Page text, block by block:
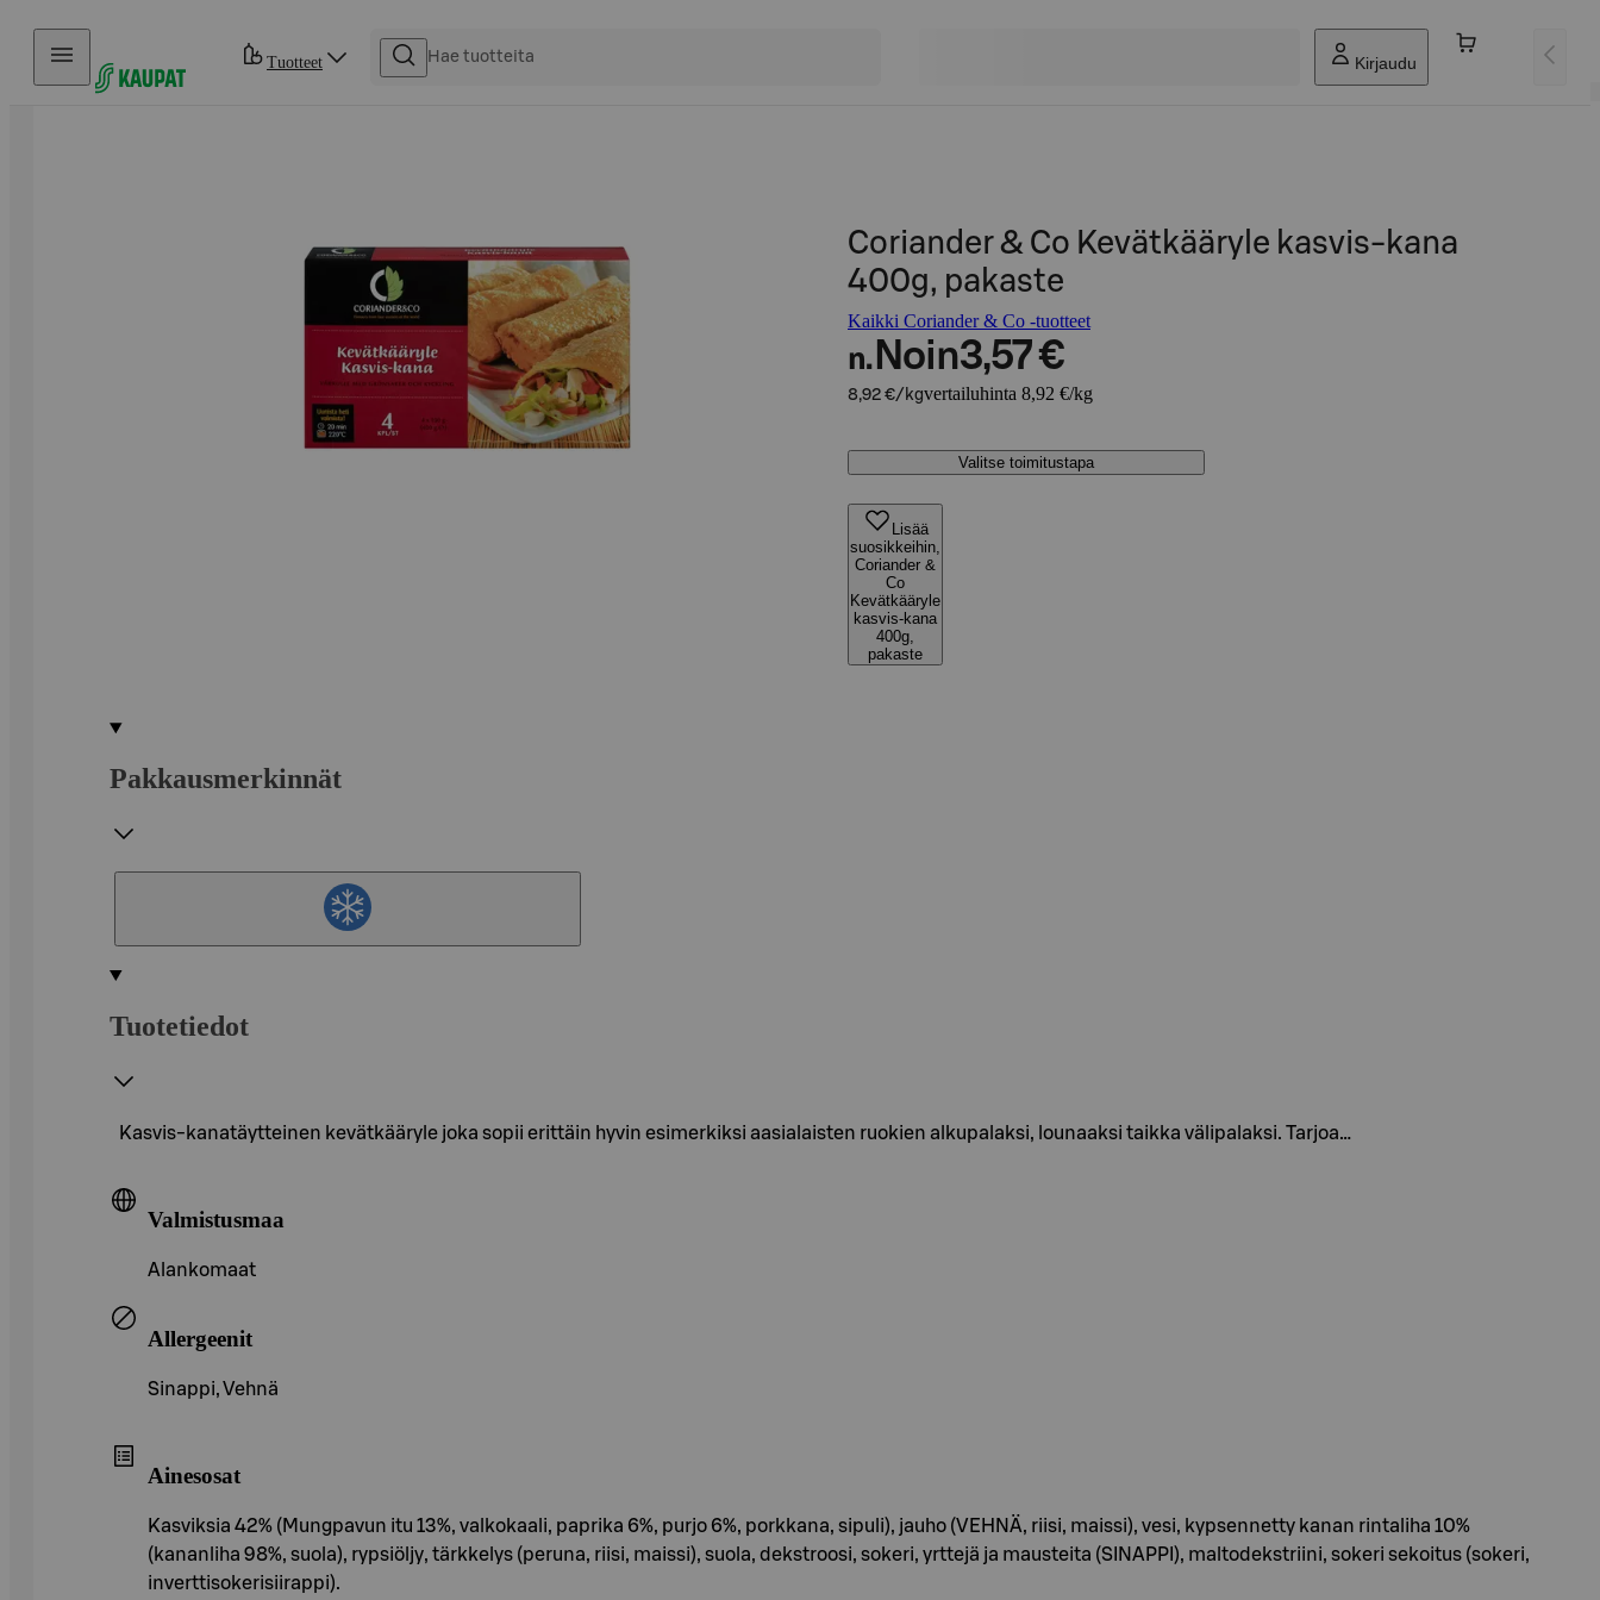
Hyppää sisältöön
Tuotteet Kirjaudu
Coriander & Co Kevätkääryle kasvis-kana
400g, pakaste
Kaikki Coriander & Co -tuotteet
n. Noin3,57 €
8,92 €/kgvertailuhinta 8,92 €/kg
Valitse toimitustapa
Lisää
suosikkeihin,
Coriander &
Co
Kevätkääryle
kasvis-kana
400g,
pakaste
Pakkausmerkinnät
Tuotetiedot
Kasvis-kanatäytteinen kevätkääryle joka sopii erittäin hyvin esimerkiksi aasialaisten ruokien alkupalaksi, lounaaksi taikka välipalaksi. Tarjoa…
Valmistusmaa
Alankomaat
Allergeenit
Sinappi, Vehnä
Ainesosat
Kasviksia 42% (Mungpavun itu 13%, valkokaali, paprika 6%, purjo 6%, porkkana, sipuli), jauho (VEHNÄ, riisi, maissi), vesi, kypsennetty kanan rintaliha 10%
(kananliha 98%, suola), rypsiöljy, tärkkelys (peruna, riisi, maissi), suola, dekstroosi, sokeri, yrttejä ja mausteita (SINAPPI), maltodekstriini, sokeri sekoitus (sokeri,
inverttisokerisiirappi).